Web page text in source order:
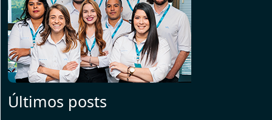
Últimos posts